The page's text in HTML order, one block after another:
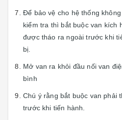
Để bảo vệ cho hệ thống
kiểm tra thì bắt buộc van kích
được tháo ra ngoài trước khi
bị.
Mở van ra khỏi đầu nối van
bình
Chú ý rằng bắt buộc van phải
trước khi tiến hành.